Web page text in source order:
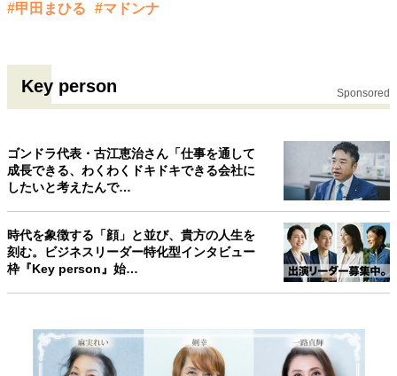
#甲田まひる #マドンナ
Key person Sponsored
ゴンドラ代表・古江恵治さん「仕事を通して
成長できる、わくわくドキドキできる会社に
したいと考えたんで…
時代を象徴する「顔」と並び、貴方の人生を
刻む。ビジネスリーダー特化型インタビュー
枠『Key person』始…